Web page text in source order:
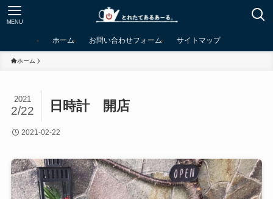
MENU
ホーム お問い合わせフォーム サイトマップ
ホーム
日時計 開店
2021
2/22
2021-02-22